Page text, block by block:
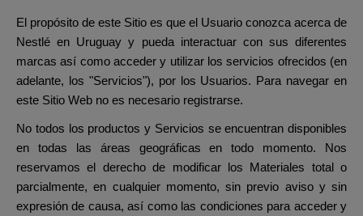
El propósito de este Sitio es que el Usuario conozca acerca de
Nestlé en Uruguay y pueda interactuar con sus diferentes
marcas así como acceder y utilizar los servicios ofrecidos (en
adelante, los "Servicios"), por los Usuarios. Para navegar en
este Sitio Web no es necesario registrarse.
No todos los productos y Servicios se encuentran disponibles
en todas las áreas geográficas en todo momento. Nos
reservamos el derecho de modificar los Materiales total o
parcialmente, en cualquier momento, sin previo aviso y sin
expresión de causa, así como las condiciones para acceder y